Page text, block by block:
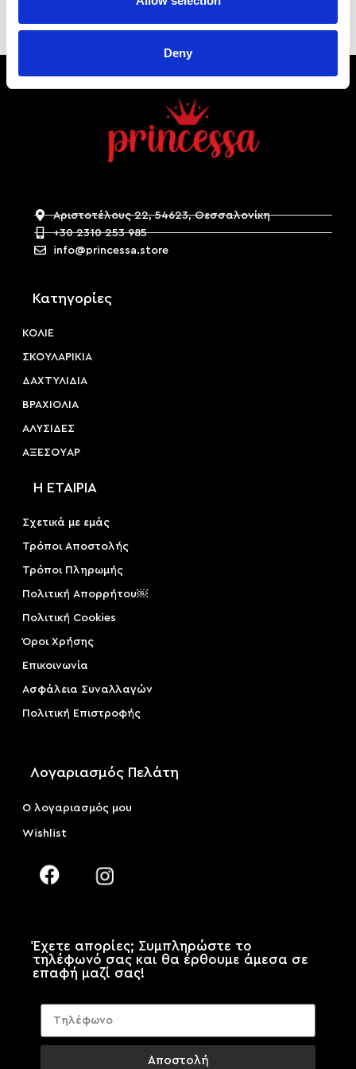
Deny
Αριστοτέλους 22, 54623, Θεσσαλονίκη
+30 2310 253 985
info@princessa.store
Κατηγορίες
ΚΟΛΙΕ
ΣΚΟΥΛΑΡΙΚΙΑ
ΔΑΧΤΥΛΙΔΙΑ
ΒΡΑΧΙΟΛΙΑ
ΑΛΥΣΙΔΕΣ
ΑΞΕΣΟΥAΡ
Η ΕΤΑΙΡΙΑ
Σχετικά με εμάς
Τρόποι Αποστολής
Τρόποι Πληρωμής
Πολιτική Απορρήτου￼
Πολιτική Cookies
Όροι Χρήσης
Επικοινωνία
Ασφάλεια Συναλλαγών
Πολιτική Επιστροφής
Λογαριασμός Πελάτη
Ο λογαριασμός μου
Wishlist
Έχετε απορίες; Συμπληρώστε το
τηλέφωνό σας και θα έρθουμε άμεσα σε
επαφή μαζί σας!
Αποστολή